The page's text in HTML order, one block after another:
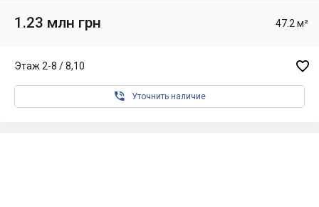
1.23 млн грн 47.2 м²
Этаж 2-8 / 8,10 
 Уточнить наличие